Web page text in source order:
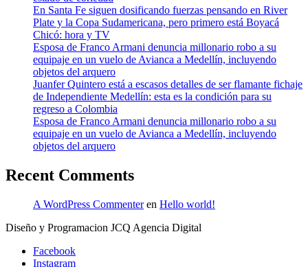
En Santa Fe siguen dosificando fuerzas pensando en River
Plate y la Copa Sudamericana, pero primero está Boyacá
Chicó: hora y TV
Esposa de Franco Armani denuncia millonario robo a su
equipaje en un vuelo de Avianca a Medellín, incluyendo
objetos del arquero
Juanfer Quintero está a escasos detalles de ser flamante fichaje
de Independiente Medellín: esta es la condición para su
regreso a Colombia
Esposa de Franco Armani denuncia millonario robo a su
equipaje en un vuelo de Avianca a Medellín, incluyendo
objetos del arquero
Recent Comments
A WordPress Commenteren Hello world!
Diseño y Programacion JCQ Agencia Digital
Facebook
Instagram